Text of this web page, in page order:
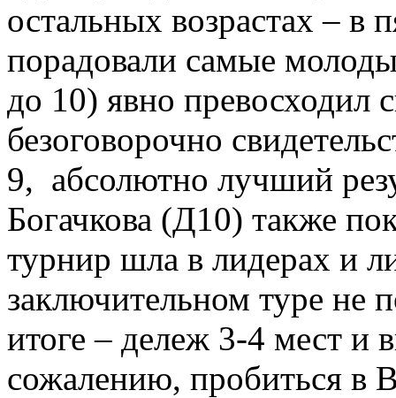
остальных возрастах – в
порадовали самые
до 10) явно превосходил
безоговорочно
9, абсолютно лучший
Богачкова (Д10) также
турнир шла в лидерах и
заключительном туре не
итоге – дележ 3-4 мест
сожалению, пробиться